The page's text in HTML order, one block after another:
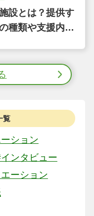
設とは？提供す
種類や支援内容
覧
ション
ンタビュー
ーション